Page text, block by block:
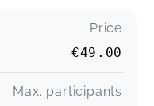
Price
€49.00
Max. participants